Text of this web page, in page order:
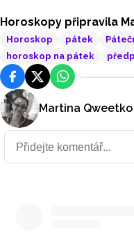
Horoskopy připravila
Horoskop pátek
horoskop na pátek
FacebookPlatforma X
WhatsApp
Martina